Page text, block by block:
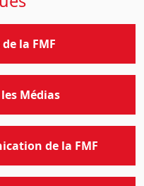
la FMF
Médias
de la FMF